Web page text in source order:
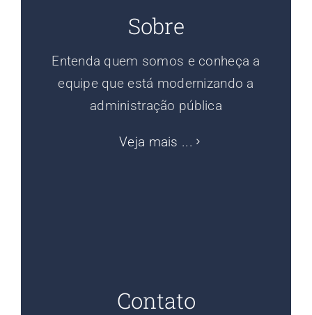
Sobre
Entenda quem somos e conheça a
equipe que está modernizando a
administração pública
Veja mais ...
Contato